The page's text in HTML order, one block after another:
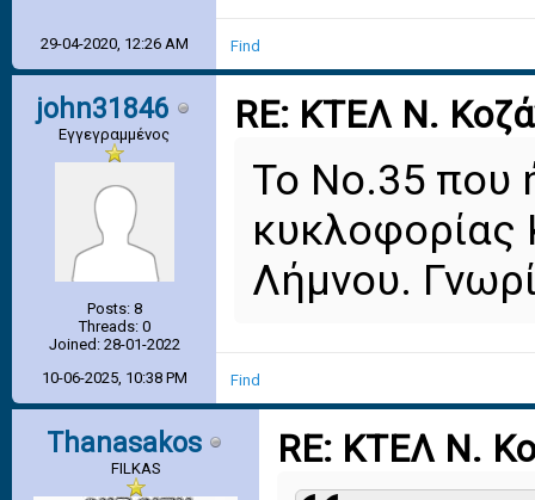
29-04-2020, 12:26 AM Find
john31846
Εγγεγραμμένος
Posts: 8
Threads: 0
Joined: 28-01-2022
RE: ΚΤΕΛ Ν.
Το Νο.35 που
κυκλοφορίας
Λήμνου.
10-06-2025, 10:38 PM Find
Thanasakos
FILKAS RE: ΚΤΕΛ Ν.